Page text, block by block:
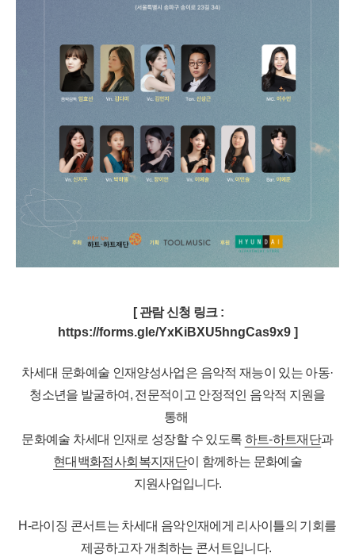
[관람 신청 링크 :
https://forms.gle/YxKiBXU5hngCas9x9 ]
차세대 문화예술 인재양성사업은 음악적 재능이 있는 아동·
청소년을 발굴하여, 전문적이고 안정적인 음악적 지원을
통해
문화예술 차세대 인재로 성장할 수 있도록 하트-하트재단과
현대백화점사회복지재단이 함께하는 문화예술
지원사업입니다.
H-라이징 콘서트는 차세대 음악인재에게 리사이틀의 기회를
제공하고자 개최하는 콘서트입니다.